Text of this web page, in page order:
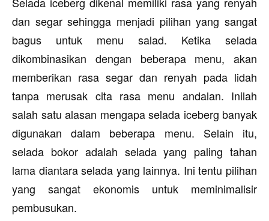
dan segar sehingga menjadi pilihan yang sangat
bagus untuk menu salad. Ketika selada
dikombinasikan dengan beberapa menu, akan
memberikan rasa segar dan renyah pada lidah
tanpa merusak cita rasa menu andalan. Inilah
salah satu alasan mengapa selada iceberg banyak
digunakan dalam beberapa menu. Selain itu,
selada bokor adalah selada yang paling tahan
lama diantara selada yang lainnya. Ini tentu pilihan
yang sangat ekonomis untuk meminimalisir
pembusukan.